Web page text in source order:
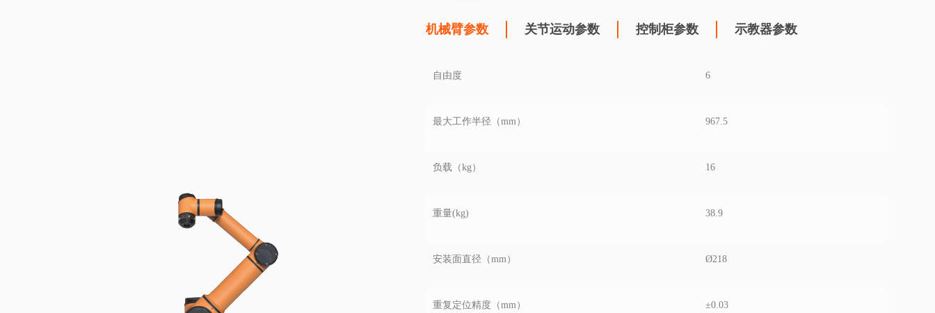
机械臂参数 关节运动参数 控制柜参数 示教器参数
自由度 6
最大工作半径（mm） 967.5
负载（kg） 16
重量(kg) 38.9
安装面直径（mm） Ø218
重复定位精度（mm） ±0.03